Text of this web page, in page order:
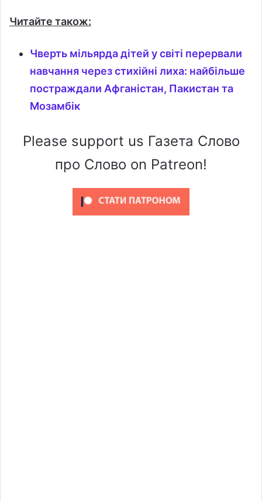
Читайте також:
Чверть мільярда дітей у світі перервали
навчання через стихійні лиха: найбільше
постраждали Афганістан, Пакистан та
Мозамбік
Please support us Газета Слово
про Слово on Patreon!